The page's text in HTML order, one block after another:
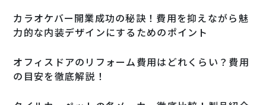
カラオケバー開業成功の秘訣！費用を抑えながら魅
力的な内装デザインにするためのポイント
オフィスドアのリフォーム費用はどれくらい？費用
の目安を徹底解説！